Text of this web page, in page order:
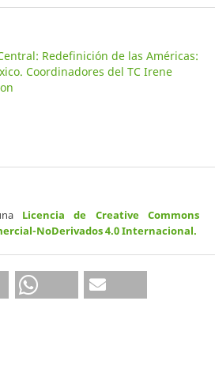
Redefinición de las Américas:
Coordinadores del TC Irene
Licencia de Creative Commons
NoDerivados 4.0 Internacional.